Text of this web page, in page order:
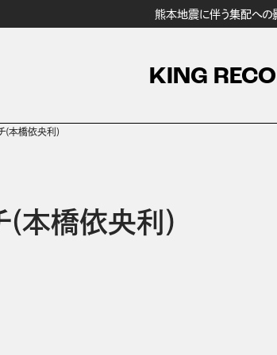
熊本地震に伴う集配への
KING
(本橋依央利)
(本橋依央利)